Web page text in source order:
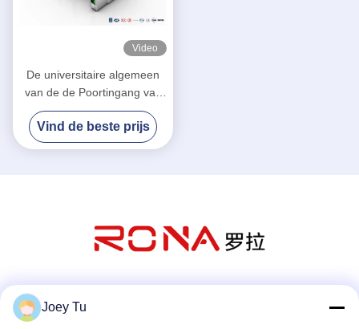
Video
De universitaire algemeen
van de de Poortingang van
de Klepbarrière Turnstiles
van de de Barrièrepoort
Lezer van de
Vind de beste prijs
Joey Tu